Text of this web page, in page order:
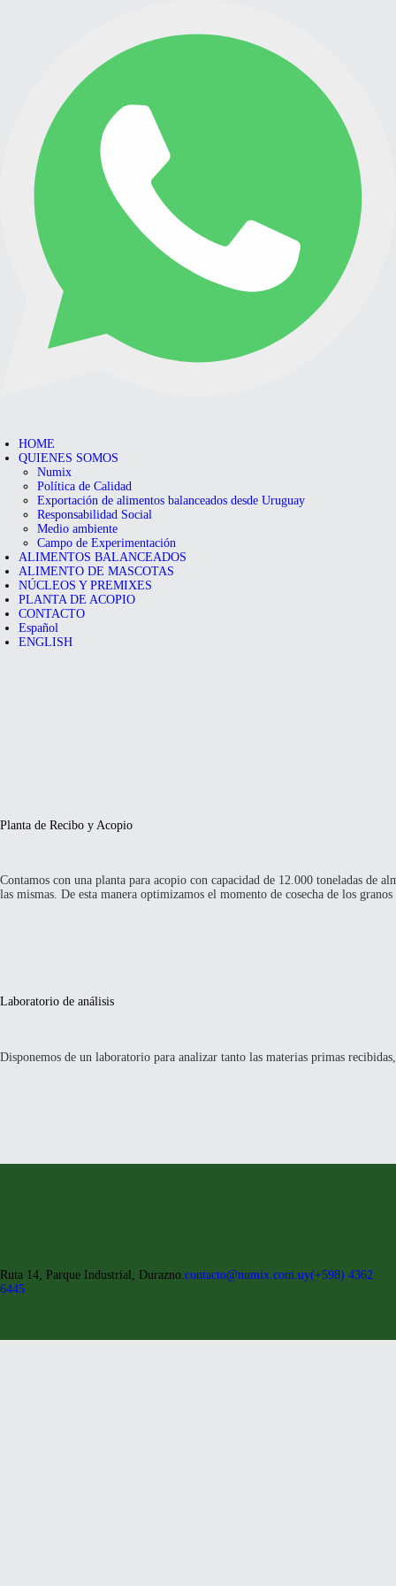
HOME
QUIENES SOMOS
Numix
Política de Calidad
Exportación de alimentos balanceados desde Uruguay
Responsabilidad Social
Medio ambiente
Campo de Experimentación
ALIMENTOS BALANCEADOS
ALIMENTO DE MASCOTAS
NÚCLEOS Y PREMIXES
PLANTA DE ACOPIO
CONTACTO
Español
ENGLISH
NÚCLEOS Y PREMIXES
PLANTA DE ACOPIO
CONTACTO
ESPAÑOL
ENGLISH
Planta de Recibo y Acopio
Contamos con una planta para acopio con capacidad de 12.000 toneladas de
las mismas. De esta manera optimizamos el momento de cosecha de los
Laboratorio de análisis
Disponemos de un laboratorio para analizar tanto las materias primas
Ruta 14, Parque Industrial, Durazno. contacto@numix.com.uy(+598) 4362
6445